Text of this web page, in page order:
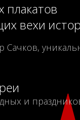
плакатов
вехи
Сачков,
и